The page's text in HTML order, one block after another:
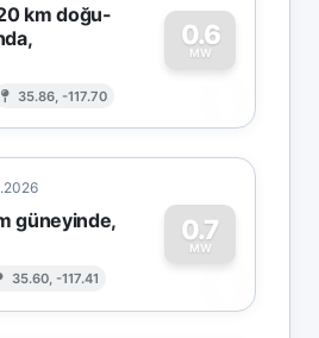
km doğu-
35.86, -117.70
0.6
MW
0
güneyinde,
35.60, -117.41
0.7
MW
0